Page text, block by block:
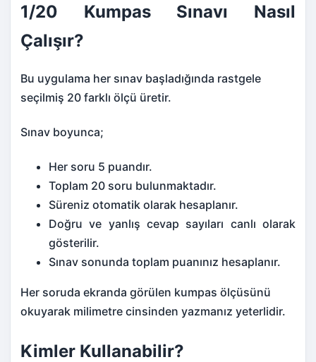
1/20 Kumpas Sınavı Nasıl
Çalışır?
Bu uygulama her sınav başladığında rastgele
seçilmiş 20 farklı ölçü üretir.
Sınav boyunca;
Her soru 5 puandır.
Toplam 20 soru bulunmaktadır.
Süreniz otomatik olarak hesaplanır.
Doğru ve yanlış cevap sayıları canlı olarak
gösterilir.
Sınav sonunda toplam puanınız hesaplanır.
Her soruda ekranda görülen kumpas ölçüsünü
okuyarak milimetre cinsinden yazmanız yeterlidir.
Kimler Kullanabilir?